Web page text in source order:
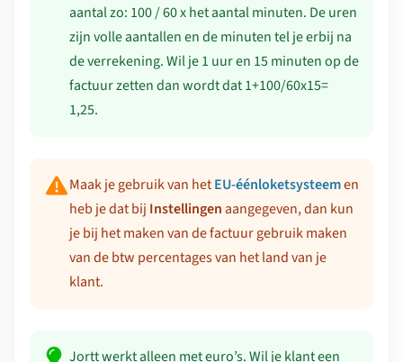
aantal zo: 100 / 60 x het aantal minuten. De uren
zijn volle aantallen en de minuten tel je erbij na
de verrekening. Wil je 1 uur en 15 minuten op de
factuur zetten dan wordt dat 1+100/60x15=
1,25.
Maak je gebruik van hetEU-éénloketsysteemen
heb je dat bij Instellingen aangegeven, dan kun
je bij het maken van de factuur gebruik maken
van de btw percentages van het land van je
klant.
Jortt werkt alleen met euro’s. Wil je klant een